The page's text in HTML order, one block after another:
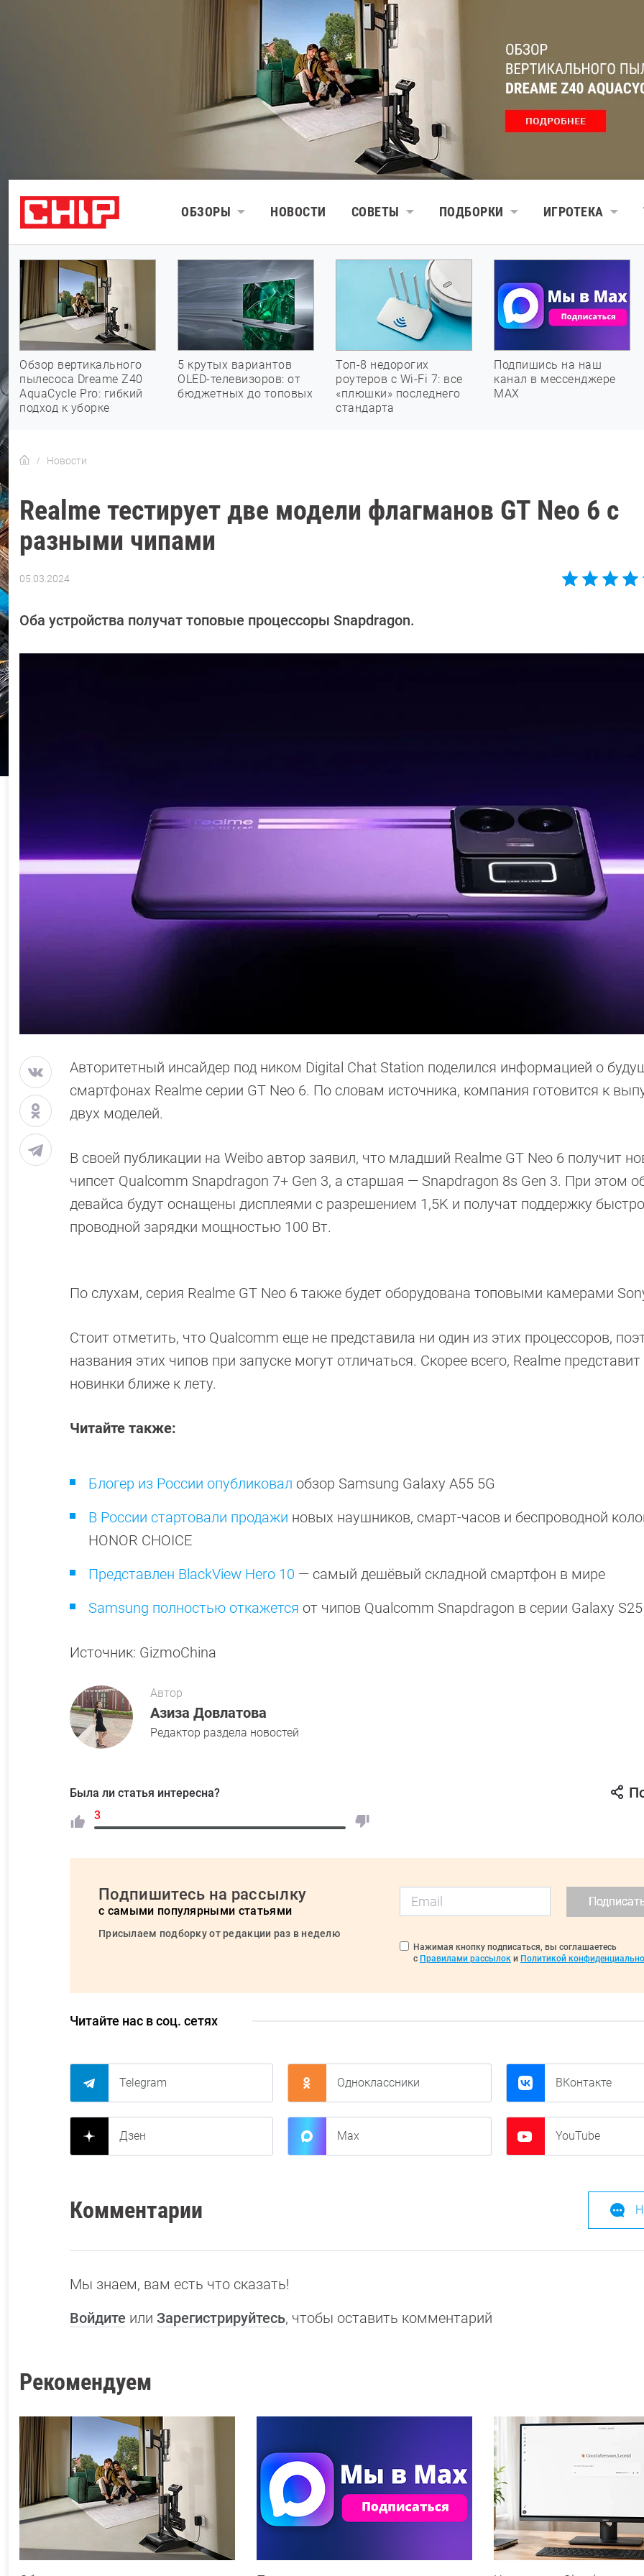
ОБЗОРЫ НОВОСТИ СОВЕТЫ ПОДБОРКИ ИГРОТЕКА
Обзор вертикального
пылесоса Dreame Z40
AquaCycle Pro: гибкий
подход к уборке
5 крутых вариантов
OLED-телевизоров: от
бюджетных до топовых
Топ-8 недорогих
роутеров с Wi-Fi 7: все
«плюшки» последнего
стандарта
Подпишись на наш
канал в мессенджере
МАХ
Новости
Realme тестирует две модели флагманов GT Neo 6 с
разными чипами
05.03.2024
Довлатова
Оба устройства получат топовые процессоры Snapdragon.
Авторитетный инсайдер под ником Digital Chat Station поделился информацией о
смартфонах Realme серии GT Neo 6. По словам источника, компания готовится к
двух моделей.
В своей публикации на Weibo автор заявил, что младший Realme GT Neo 6 получит
чипсет Qualcomm Snapdragon 7+ Gen 3, а старшая — Snapdragon 8s Gen 3. При этом
девайса будут оснащены дисплеями с разрешением 1,5K и получат поддержку
проводной зарядки мощностью 100 Вт.
По слухам, серия Realme GT Neo 6 также будет оборудована топовыми камерами
Стоит отметить, что Qualcomm еще не представила ни один из этих процессоров,
названия этих чипов при запуске могут отличаться. Скорее всего, Realme представит
новинки ближе к лету.
Читайте также:
Блогер из России опубликовал обзор Samsung Galaxy A55 5G
В России стартовали продажи новых наушников, смарт-часов и беспроводной
HONOR CHOICE
Представлен BlackView Hero 10 — самый дешёвый складной смартфон в мире
Samsung полностью откажется от чипов Qualcomm Snapdragon в серии Galaxy S25
Источник: GizmoChina
Автор
Азиза Довлатова
Редактор раздела новостей
Была ли статья интересна?
3
Подпишитесь на рассылку
с самыми популярными статьями
Присылаем подборку от редакции раз в неделю
Нажимая кнопку подписаться, вы соглашаетесь
с Правилами рассылок и Политикой
Читайте нас в соц. сетях
Telegram Одноклассники ВКонтакте
Дзен Max YouTube
Комментарии
Мы знаем, вам есть что сказать!
Войдите или Зарегистрируйтесь, чтобы оставить комментарий
Рекомендуем